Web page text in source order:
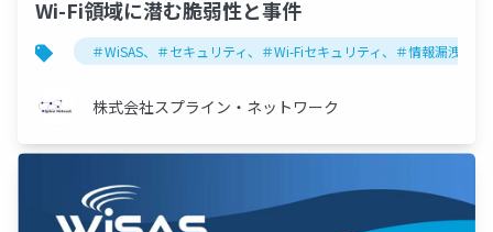
Wi-Fi領域に潜む脆弱性と事件
＃WiSAS、＃セキュリティ、＃Wi-Fiセキュリティ、＃情報漏洩
株式会社スプライン・ネットワーク